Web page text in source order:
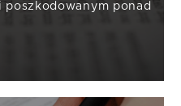
poszkodowanym ponad